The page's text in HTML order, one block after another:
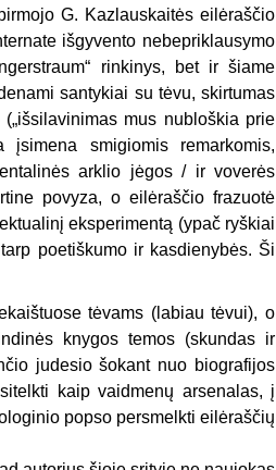
G. Kazlauskaitės eilėraščio
išgyvento nebepriklausymo
rinkinys, bet ir šiame
santykiai su tėvu, skirtumas
mus nubloškia prie
smigiomis remarkomis,
arklio jėgos / ir voverės
povyza, o eilėraščio frazuotė
eksperimentą (ypač ryškiai
poetiškumo ir kasdienybės. Ši
tėvams (labiau tėvui), o
knygos temos (skundas ir
judesio šokant nuo biografijos
kaip vaidmenų arsenalas, į
popso persmelkti eilėraščių